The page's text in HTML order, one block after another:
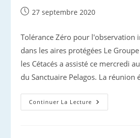
Publication
27 septembre 2020
Tolérance Zéro pour l'observation
dans les aires protégées Le
les Cétacés a assisté ce mercredi
du Sanctuaire Pelagos. La réunion
Continuer La Lecture Sanctuaire
Pelagos